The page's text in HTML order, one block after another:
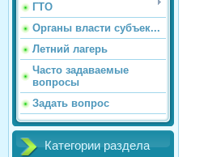
ГТО
Органы власти субъек...
Летний лагерь
Часто задаваемые
вопросы
Задать вопрос
Категории раздела